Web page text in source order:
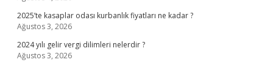
2025’te kasaplar odası kurbanlık fiyatları ne kadar ?
Ağustos 3, 2026
2024 yılı gelir vergi dilimleri nelerdir ?
Ağustos 3, 2026